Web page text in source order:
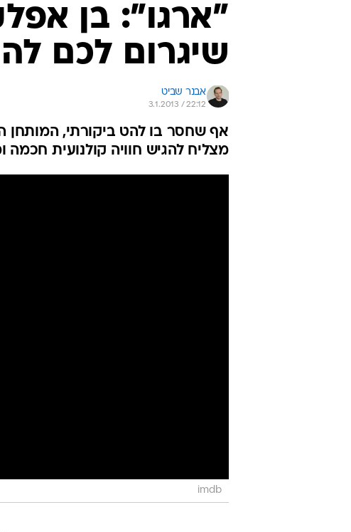
"ארגו": בן
שיגרום לכם
אבנר שביט
3.1.2013 / 22:12
אף שחסר בו להט ביקורתי, המותחן
מצליח להגיש חוויה קולנועית
imdb